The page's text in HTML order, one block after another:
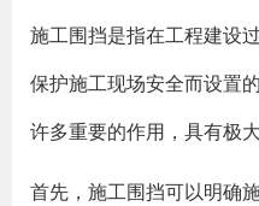
施工围挡是指在工程建设
保护施工现场安全而设置
许多重要的作用，具有极大
首先，施工围挡可以明确